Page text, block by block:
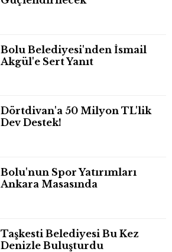
Bolu Belediyesi'nden İsmail
Akgül'e Sert Yanıt
Dörtdivan'a 50 Milyon TL'lik
Dev Destek!
Bolu'nun Spor Yatırımları
Ankara Masasında
Taşkesti Belediyesi Bu Kez
Denizle Buluşturdu